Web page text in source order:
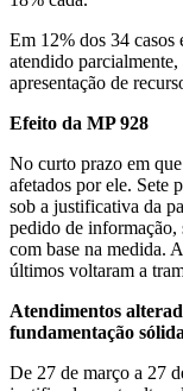
Em 12% dos 34
atendido
apresentação de
Efeito da MP 928
No curto prazo em
afetados por ele. Sete
sob a justificativa da
pedido de informação,
com base na medida.
últimos voltaram a
Atendimentos
fundamentação sólida
De 27 de março a 27